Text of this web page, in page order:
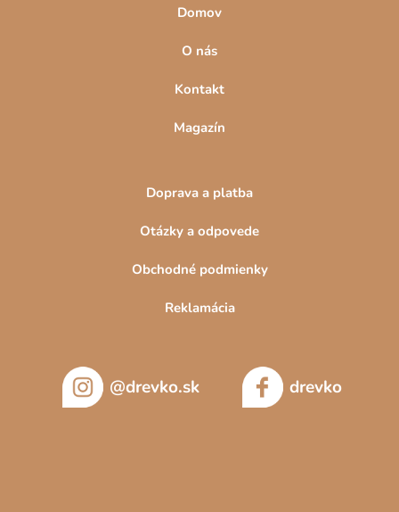
Domov
O nás
Kontakt
Magazín
Doprava a platba
Otázky a odpovede
Obchodné podmienky
Reklamácia
@drevko.sk drevko